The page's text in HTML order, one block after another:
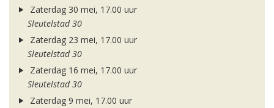
Zaterdag 30 mei, 17.00 uur
Sleutelstad 30
Zaterdag 23 mei, 17.00 uur
Sleutelstad 30
Zaterdag 16 mei, 17.00 uur
Sleutelstad 30
Zaterdag 9 mei, 17.00 uur